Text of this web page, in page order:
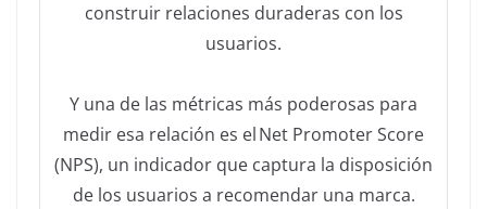
construir relaciones duraderas con los
usuarios.
Y una de las métricas más poderosas para
medir esa relación es el Net Promoter Score
(NPS), un indicador que captura la disposición
de los usuarios a recomendar una marca.